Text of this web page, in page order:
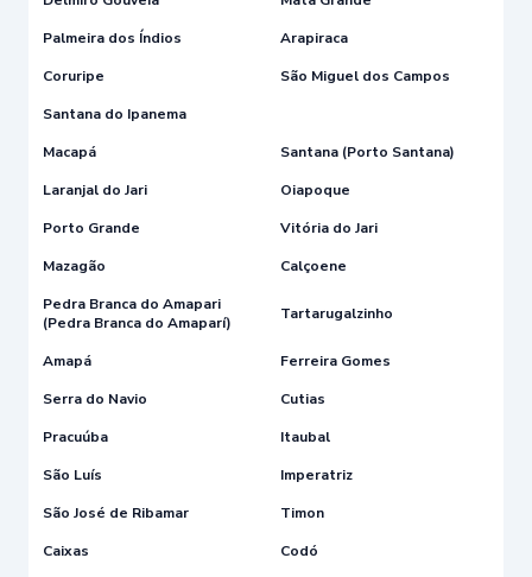
Palmeira dos Índios
Arapiraca
Coruripe
São Miguel dos Campos
Santana do Ipanema
Macapá
Santana (Porto Santana)
Laranjal do Jari
Oiapoque
Porto Grande
Vitória do Jari
Mazagão
Calçoene
Pedra Branca do Amapari
(Pedra Branca do Amaparí)
Tartarugalzinho
Amapá
Ferreira Gomes
Serra do Navio
Cutias
Pracuúba
Itaubal
São Luís
Imperatriz
São José de Ribamar
Timon
Caixas
Codó